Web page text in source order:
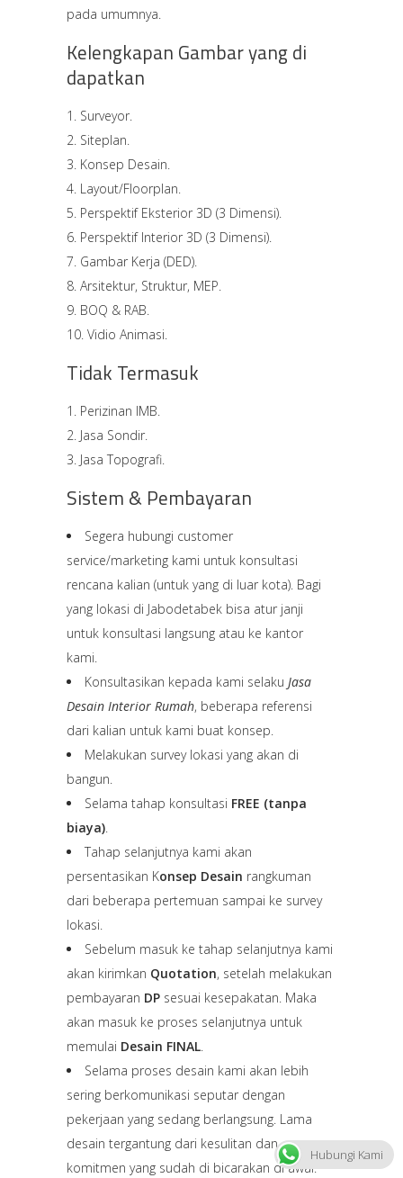
pada umumnya.
Kelengkapan Gambar yang di
dapatkan
Surveyor.
Siteplan.
Konsep Desain.
Layout/Floorplan.
Perspektif Eksterior 3D (3 Dimensi).
Perspektif Interior 3D (3 Dimensi).
Gambar Kerja (DED).
Arsitektur, Struktur, MEP.
BOQ & RAB.
Vidio Animasi.
Tidak Termasuk
Perizinan IMB.
Jasa Sondir.
Jasa Topografi.
Sistem & Pembayaran
Segera hubungi customer
service/marketing kami untuk konsultasi
rencana kalian (untuk yang di luar kota). Bagi
yang lokasi di Jabodetabek bisa atur janji
untuk konsultasi langsung atau ke kantor
kami.
Konsultasikan kepada kami selaku Jasa
Desain Interior Rumah, beberapa referensi
dari kalian untuk kami buat konsep.
Melakukan survey lokasi yang akan di
bangun.
Selama tahap konsultasi FREE (tanpa
biaya).
Tahap selanjutnya kami akan
persentasikan Konsep Desain rangkuman
dari beberapa pertemuan sampai ke survey
lokasi.
Sebelum masuk ke tahap selanjutnya kami
akan kirimkan Quotation, setelah melakukan
pembayaran DP sesuai kesepakatan. Maka
akan masuk ke proses selanjutnya untuk
memulai Desain FINAL.
Selama proses desain kami akan lebih
sering berkomunikasi seputar dengan
pekerjaan yang sedang berlangsung. Lama
desain tergantung dari kesulitan dan
komitmen yang sudah di bicarakan di awal.
Hubungi Kami